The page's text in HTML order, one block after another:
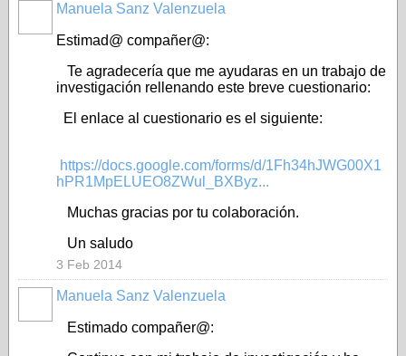
Manuela Sanz Valenzuela
Estimad@ compañer@:
Te agradecería que me ayudaras en un trabajo de
investigación rellenando este breve cuestionario:
El enlace al cuestionario es el siguiente:
https://docs.google.com/forms/d/1Fh34hJWG00X1
hPR1MpELUEO8ZWul_BXByz...
Muchas gracias por tu colaboración.
Un saludo
3 Feb 2014
Manuela Sanz Valenzuela
Estimado compañer@: